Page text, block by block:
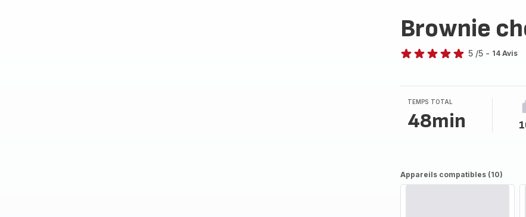
Brownie
étoiles
(moyenne)
5 /5 - 14 Avis
TEMPS TOTAL
48min
Appareils compatibles (10)